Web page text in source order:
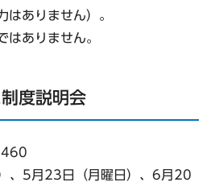
はありません）。
ありません。
度説明会
、5月23日（月曜日）、6月20